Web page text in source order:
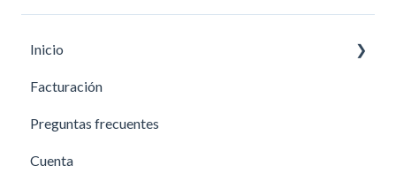
Inicio
Primeros pasos
Facturación
Preguntas frecuentes
Cuenta